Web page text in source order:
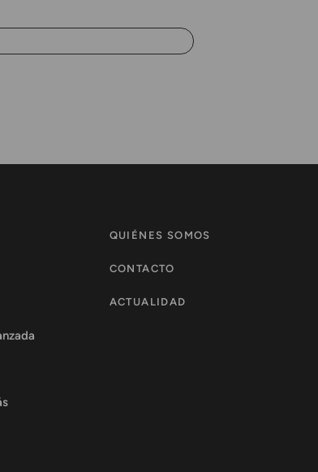
QUIÉNES SOMOS
CONTACTO
ACTUALIDAD